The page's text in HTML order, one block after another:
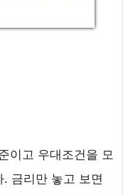
이고 우대조건을 모
금리만 놓고 보면